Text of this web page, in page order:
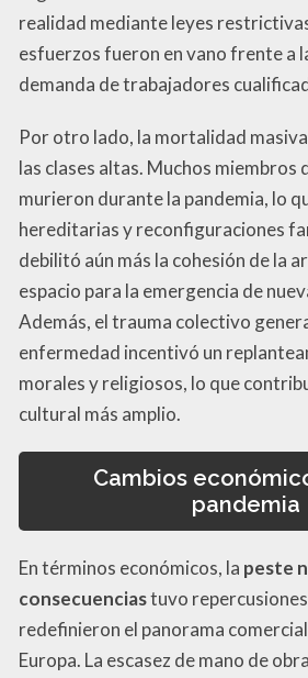
realidad mediante leyes
esfuerzos fueron en vano frente a
demanda de trabajadores
Por otro lado, la mortalidad
las clases altas. Muchos miembros
murieron durante la pandemia, lo
hereditarias y reconfiguraciones
debilitó aún más la cohesión de la
espacio para la emergencia de
Además, el trauma colectivo
enfermedad incentivó un
morales y religiosos, lo que
cultural más amplio.
Cambios
pandemia
En términos económicos, la peste
consecuenciastuvo
redefinieron el panorama
Europa. La escasez de mano de